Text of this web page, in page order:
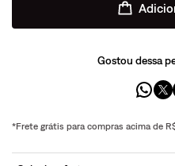
Gostou dessa
*Frete grátis para compras acima de